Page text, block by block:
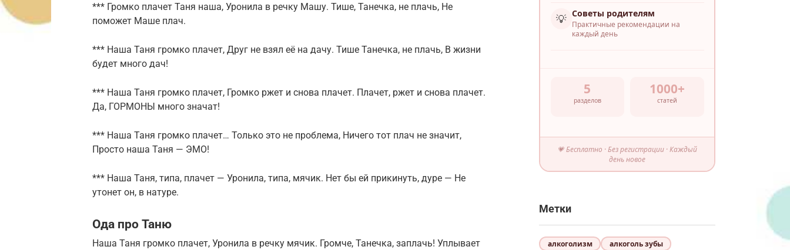
*** Громко плачет Таня наша, Уронила в речку Машу. Тише, Танечка, не плачь, Не
поможет Маше плач.
*** Наша Таня громко плачет, Друг не взял её на дачу. Тише Танечка, не плачь, В жизни
будет много дач!
*** Наша Таня громко плачет, Громко ржет и снова плачет. Плачет, ржет и снова плачет.
Да, ГОРМОНЫ много значат!
*** Наша Таня громко плачет… Только это не проблема, Ничего тот плач не значит,
Просто наша Таня — ЭМО!
*** Наша Таня, типа, плачет — Уронила, типа, мячик. Нет бы ей прикинуть, дуре — Не
утонет он, в натуре.
Ода про Таню
Наша Таня громко плачет, Уронила в речку мячик. Громче, Танечка, заплачь! Уплывает
💡 Советы родителям
Практичные рекомендации на
каждый день
5
разделов
1000+
статей
💗 Бесплатно · Без регистрации · Каждый
день новое
Метки
алкоголизм
алкоголь зубы